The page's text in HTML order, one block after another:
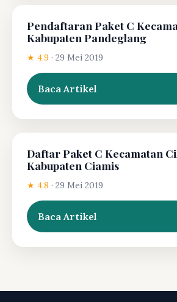
Pendaftaran Paket C
Kabupaten Pandeglang
★ 4.9 · 29 Mei 2019
Baca Artikel
Daftar Paket C Kecamatan
Kabupaten Ciamis
★ 4.8 · 29 Mei 2019
Baca Artikel